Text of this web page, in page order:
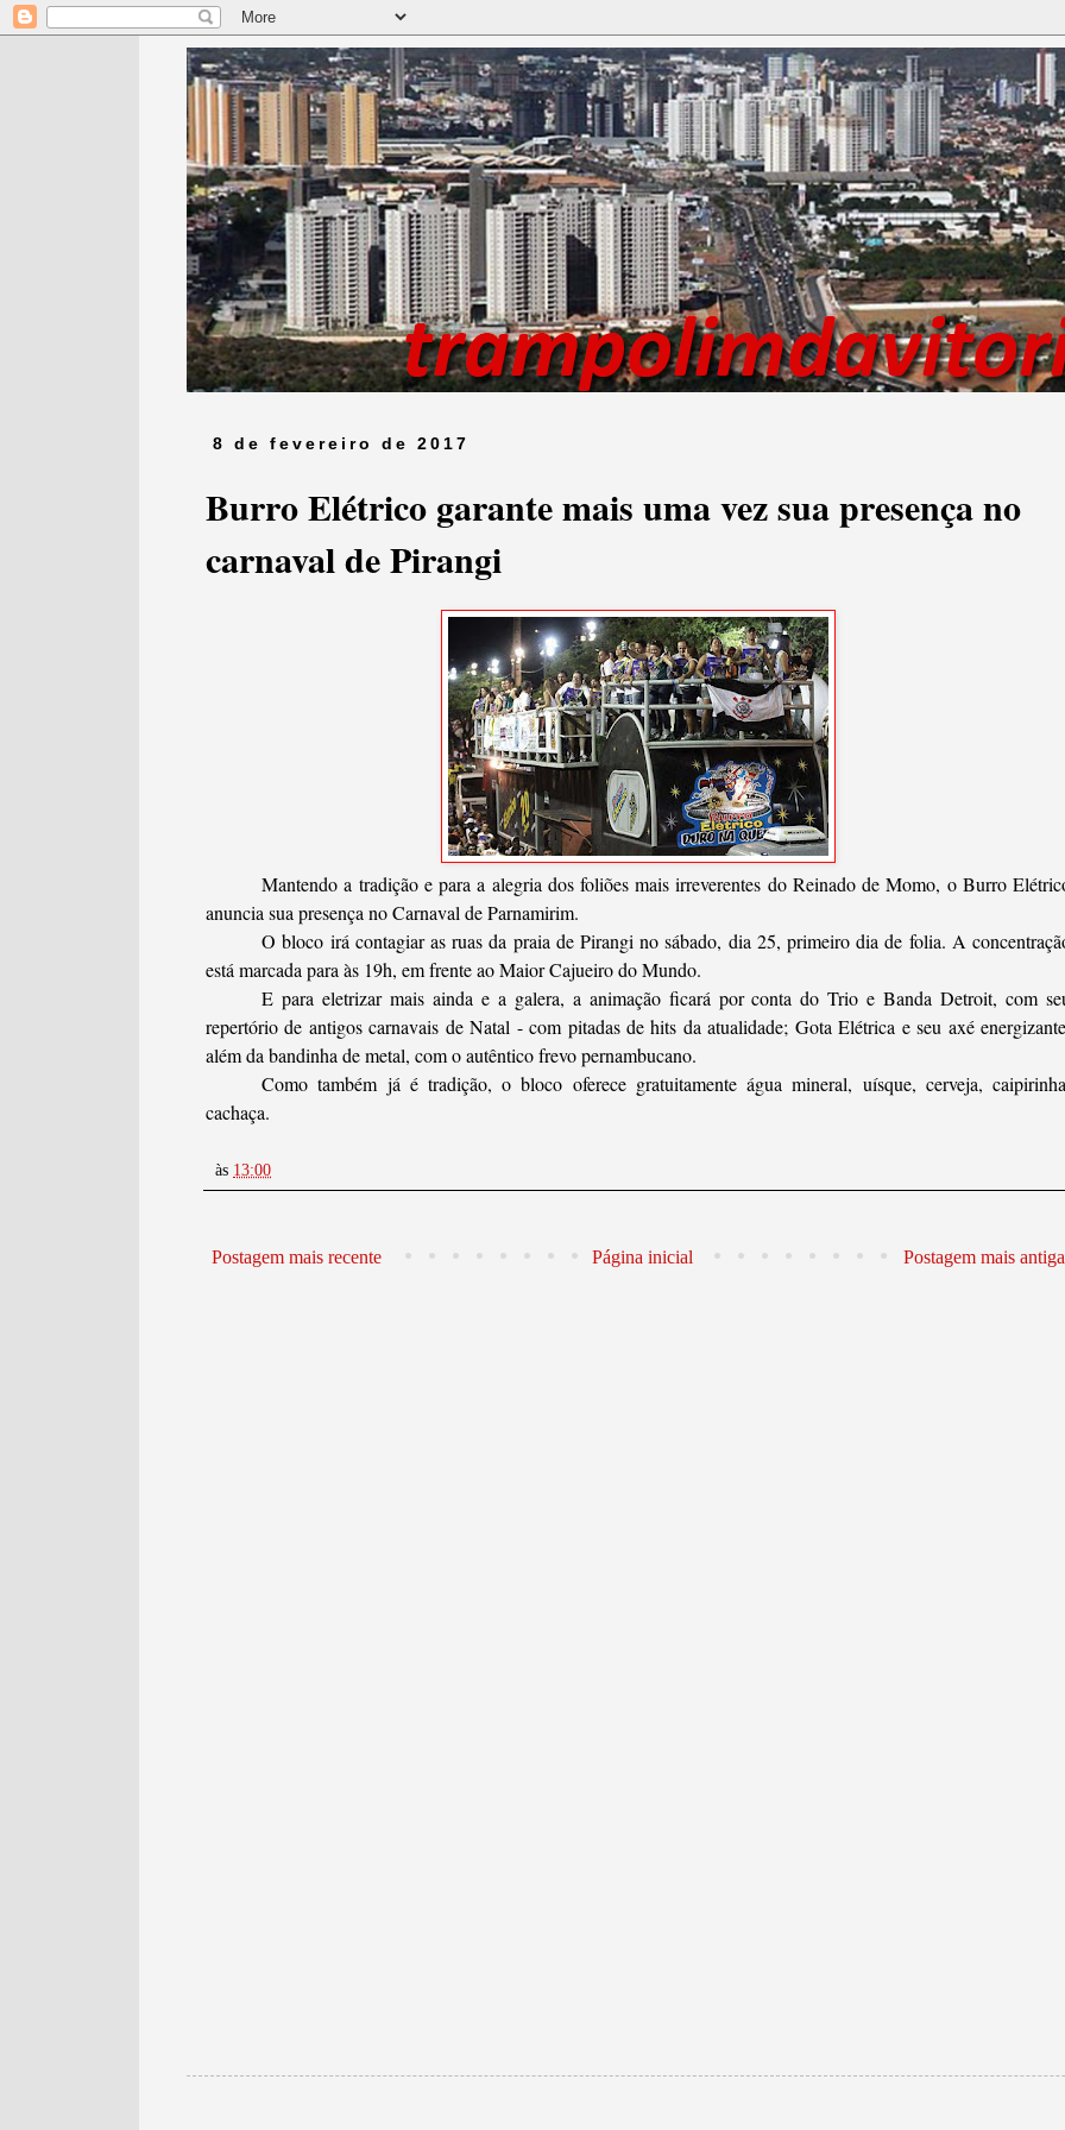
8 de fevereiro de 2017
Burro Elétrico garante mais uma vez sua presença no
carnaval de Pirangi
Mantendo a tradição e para a alegria dos foliões mais irreverentes do Reinado de Momo, o Burro
anuncia sua presença no Carnaval de Parnamirim.
O bloco irá contagiar as ruas da praia de Pirangi no sábado, dia 25, primeiro dia de folia. A
está marcada para às 19h, em frente ao Maior Cajueiro do Mundo.
E para eletrizar mais ainda e a galera, a animação ficará por conta do Trio e Banda Detroit, com
repertório de antigos carnavais de Natal - com pitadas de hits da atualidade; Gota Elétrica e seu axé
além da bandinha de metal, com o autêntico frevo pernambucano.
Como também já é tradição, o bloco oferece gratuitamente água mineral, uísque, cerveja,
cachaça.
às 13:00
Postagem mais recente Postagem mais antiga
Página inicial